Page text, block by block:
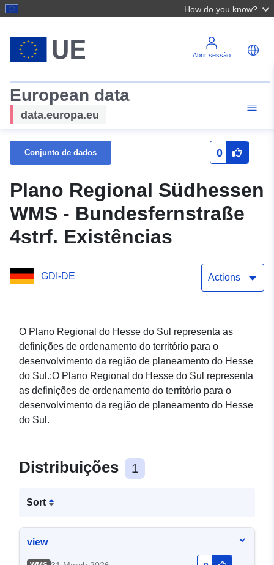
How do you know?
Abrir sessão
European data
data.europa.eu
Conjunto de dados 0
Plano Regional Südhessen
WMS - Bundesfernstraße
4strf. Existências
GDI-DE Actions
O Plano Regional do Hesse do Sul representa as
definições de ordenamento do território para o
desenvolvimento da região de planeamento do Hesse
do Sul.:O Plano Regional do Hesse do Sul representa
as definições de ordenamento do território para o
desenvolvimento da região de planeamento do Hesse
do Sul.
Distribuições 1
Sort
view